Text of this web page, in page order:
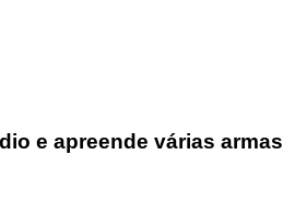
e apreende várias armas